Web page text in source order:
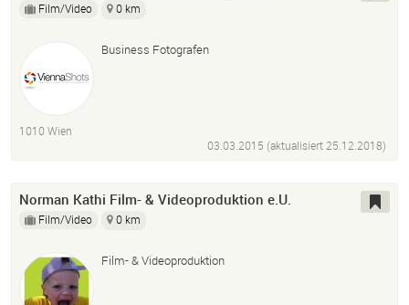
Film/Video 0 km
Business Fotografen
1010 Wien
03.03.2015 (aktualisiert25.12.2018)
Norman Kathi Film- & Videoproduktion e.U.
Film/Video 0 km
Film- & Videoproduktion